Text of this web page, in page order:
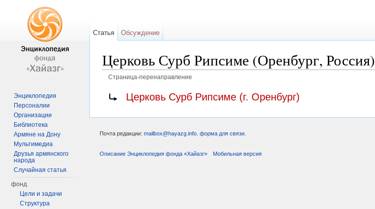
Церковь Сурб Рипсиме (Оренбург, Россия)
Страница-перенаправление
Перенаправление на:
Церковь Сурб Рипсиме (г. Оренбург)
Статья Обсуждение
Энциклопедия
Персоналии
Организации
Библиотека
Армяне на Дону
Мультимедиа
Друзья армянского
народа
Случайная статья
фонд
Цели и задачи
Структура
Почта редакции: mailbox@hayazg.info форма для связи
Описание Энциклопедия фонда «Хайазг» Мобильная версия